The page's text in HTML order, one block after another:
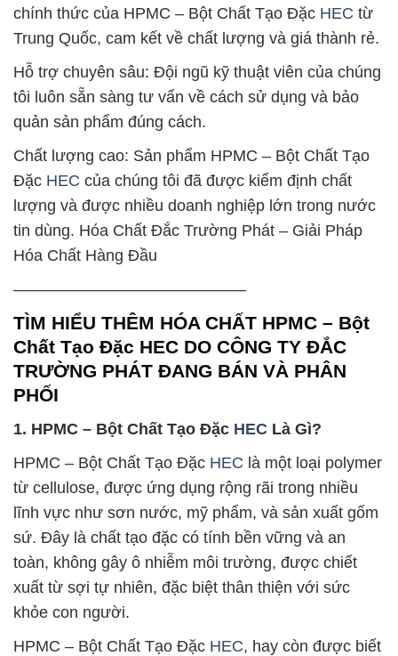
chính thức của HPMC – Bột Chất Tạo Đặc HEC từ
Trung Quốc, cam kết về chất lượng và giá thành rẻ.
Hỗ trợ chuyên sâu: Đội ngũ kỹ thuật viên của chúng
tôi luôn sẵn sàng tư vấn về cách sử dụng và bảo
quản sản phẩm đúng cách.
Chất lượng cao: Sản phẩm HPMC – Bột Chất Tạo
Đặc HEC của chúng tôi đã được kiểm định chất
lượng và được nhiều doanh nghiệp lớn trong nước
tin dùng. Hóa Chất Đắc Trường Phát – Giải Pháp
Hóa Chất Hàng Đầu
——————————————–
TÌM HIỂU THÊM HÓA CHẤT HPMC – Bột
Chất Tạo Đặc HEC DO CÔNG TY ĐẮC
TRƯỜNG PHÁT ĐANG BÁN VÀ PHÂN
PHỐI
1. HPMC – Bột Chất Tạo Đặc HEC Là Gì?
HPMC – Bột Chất Tạo Đặc HEC là một loại polymer
từ cellulose, được ứng dụng rộng rãi trong nhiều
lĩnh vực như sơn nước, mỹ phẩm, và sản xuất gốm
sứ. Đây là chất tạo đặc có tính bền vững và an
toàn, không gây ô nhiễm môi trường, được chiết
xuất từ sợi tự nhiên, đặc biệt thân thiện với sức
khỏe con người.
HPMC – Bột Chất Tạo Đặc HEC, hay còn được biết